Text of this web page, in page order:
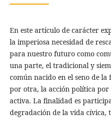
En este artículo de carácter
la imperiosa necesi­dad de
para nuestro futuro como
una parte, el tradicional y
común nacido en el seno de
por otra, la acción política por
activa. La finalidad es
degradación de la vida cívica,